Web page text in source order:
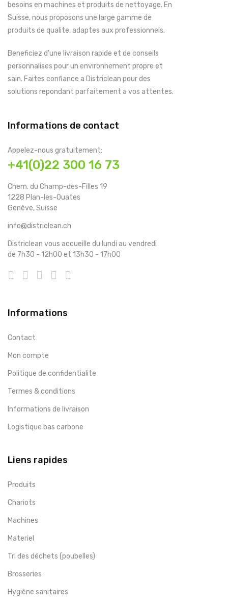
besoins en machines et produits de nettoyage. En
Suisse, nous proposons une large gamme de
produits de qualite, adaptes aux professionnels.
Beneficiez d'une livraison rapide et de conseils
personnalises pour un environnement propre et
sain. Faites confiance a Districlean pour des
solutions repondant parfaitement a vos attentes.
Informations de contact
Appelez-nous gratuitement:
+41(0)22 300 16 73
Chem. du Champ-des-Filles 19
1228 Plan-les-Ouates
Genève, Suisse
info@districlean.ch
Districlean vous accueille du lundi au vendredi
de 7h30 - 12h00 et 13h30 - 17h00
Informations
Contact
Mon compte
Politique de confidentialite
Termes & conditions
Informations de livraison
Logistique bas carbone
Liens rapides
Produits
Chariots
Machines
Materiel
Tri des déchets (poubelles)
Brosseries
Hygiène sanitaires